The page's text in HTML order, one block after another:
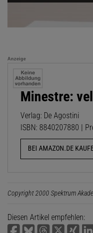
Anzeige
Minestre:
Verlag: De Agostini
ISBN: 8840207880 |
BEI AMAZON.DE
Copyright 2000 Spektrum
Diesen Artikel empfehlen: